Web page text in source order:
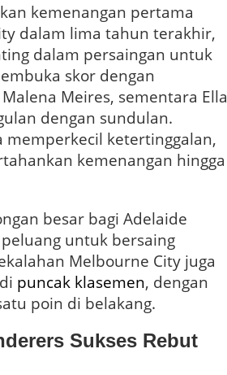
kemenangan pertama
dalam lima tahun terakhir,
dalam persaingan untuk
skor dengan
Meires, sementara Ella
dengan sundulan.
memperkecil ketertinggalan,
kemenangan hingga
besar bagi Adelaide
untuk bersaing
Melbourne City juga
puncak klasemen, dengan
poin di belakang.
Sukses Rebut